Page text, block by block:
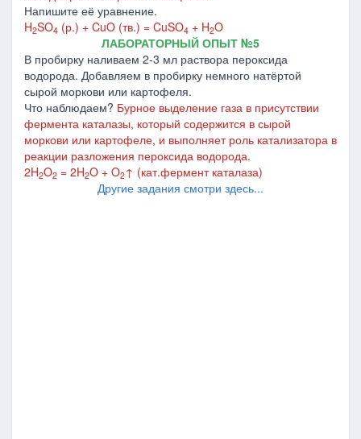
Напишите её уравнение.
H2SO4 (р.) + CuO (тв.) = CuSO4 + H2O
ЛАБОРАТОРНЫЙ ОПЫТ №5
В пробирку наливаем 2-3 мл раствора пероксида
водорода. Добавляем в пробирку немного натёртой
сырой моркови или картофеля.
Что наблюдаем? Бурное выделение газа в присутствии
фермента каталазы, который содержится в сырой
моркови или картофеле, и выполняет роль катализатора в
реакции разложения пероксида водорода.
2H2O2 = 2H2O + O2↑ (кат.фермент каталаза)
Другие задания смотри здесь...